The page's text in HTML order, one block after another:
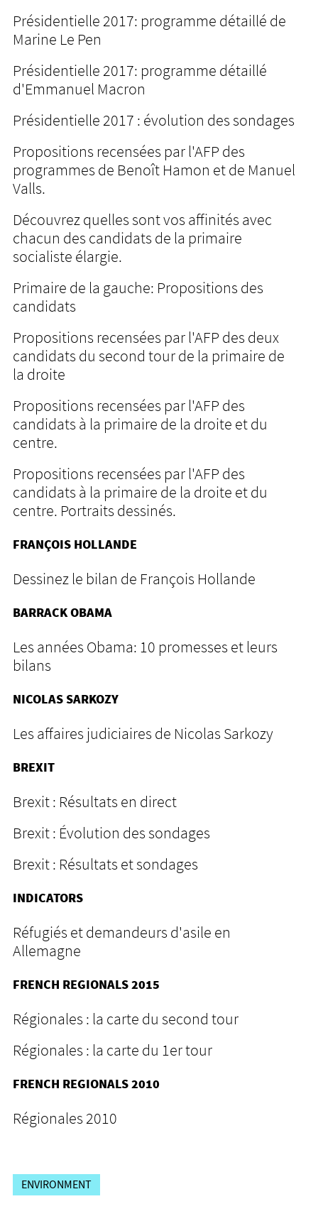
Présidentielle 2017: programme détaillé de
Marine Le Pen
Présidentielle 2017: programme détaillé
d'Emmanuel Macron
Présidentielle 2017 : évolution des sondages
Propositions recensées par l'AFP des
programmes de Benoît Hamon et de Manuel
Valls.
Découvrez quelles sont vos affinités avec
chacun des candidats de la primaire
socialiste élargie.
Primaire de la gauche: Propositions des
candidats
Propositions recensées par l'AFP des deux
candidats du second tour de la primaire de
la droite
Propositions recensées par l'AFP des
candidats à la primaire de la droite et du
centre.
Propositions recensées par l'AFP des
candidats à la primaire de la droite et du
centre. Portraits dessinés.
FRANÇOIS HOLLANDE
Dessinez le bilan de François Hollande
BARRACK OBAMA
Les années Obama: 10 promesses et leurs
bilans
NICOLAS SARKOZY
Les affaires judiciaires de Nicolas Sarkozy
BREXIT
Brexit : Résultats en direct
Brexit : Évolution des sondages
Brexit : Résultats et sondages
INDICATORS
Réfugiés et demandeurs d'asile en
Allemagne
FRENCH REGIONALS 2015
Régionales : la carte du second tour
Régionales : la carte du 1er tour
FRENCH REGIONALS 2010
Régionales 2010
ENVIRONMENT